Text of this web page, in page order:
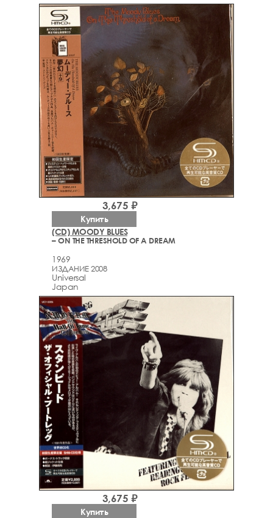
(CD) MOODY BLUES
– ON THE THRESHOLD OF A DREAM
1969
ИЗДАНИЕ 2008
Universal
Japan
3,675 ₽
Купить
3,675 ₽
Купить